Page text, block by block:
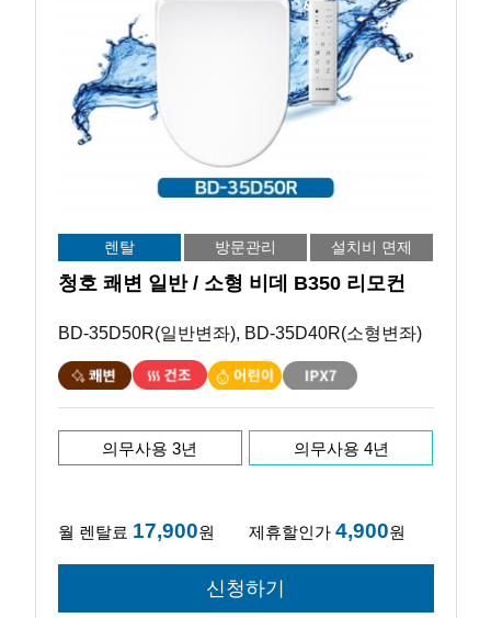
렌탈 방문관리 설치비 면제
청호 쾌변 일반 / 소형 비데 B350 리모컨
BD-35D50R(일반변좌), BD-35D40R(소형변좌)
의무사용 3년 의무사용 4년
월 렌탈료 17,900원 제휴할인가4,900원